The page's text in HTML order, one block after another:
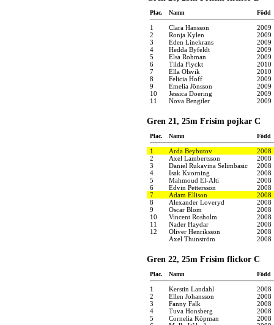
Plac. Namn Född
1 Clara Hansson
2009
2
Ronja Kylen
2009
3
Eden Linekrans
2009
4
Hedda Byfeldt
2009
5
Elsa Rohman
2009
6
Tilda Flyckt
2010
7
Ella Olsvik
2010
8
Felicia Hoff
2009
9
Emelia Jönsson
2009
10
Jessica Doering
2009
11
Nova Bengtler 2009
Gren 21, 25m Frisim pojkar C
Plac. Namn Född
1 Arda Beybutov
2008
2
Axel Lambertsson
2008
3
Daniel Rukavina Selimbasic
2008
4
Isak Kvorning
2008
5
Mahmoud El-Alti
2008
6
Edvin Pettersson
2008
7
Adam Ellison
2008
8
Alexander Loveryd
2008
9
Oscar Blom
2008
10
Vincent Rosholm
2008
11
Nader Haydar
2008
12
Oliver Henriksson
2008
Axel Thunström
2008
Gren 22, 25m Frisim flickor C
Plac. Namn Född
1 Kerstin Landahl
2008
2
Ellen Johansson
2008
3
Fanny Falk
2008
4
Tuva Honsberg
2008
5
Cornelia Köpman
2008